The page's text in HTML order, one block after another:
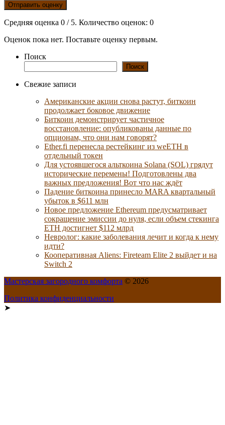
Отправить оценку
Средняя оценка 0 / 5. Количество оценок: 0
Оценок пока нет. Поставьте оценку первым.
Поиск
Поиск
Свежие записи
Американские акции снова растут, биткоин
продолжает боковое движение
Биткоин демонстрирует частичное
восстановление: опубликованы данные по
опционам, что они нам говорят?
Ether.fi перенесла рестейкинг из weETH в
отдельный токен
Для устоявшегося альткоина Solana (SOL) грядут
исторические перемены! Подготовлены два
важных предложения! Вот что нас ждёт
Падение биткоина принесло MARA квартальный
убыток в $611 млн
Новое предложение Ethereum предусматривает
сокращение эмиссии до нуля, если объем стекинга
ETH достигнет $112 млрд
Невролог: какие заболевания лечит и когда к нему
идти?
Кооперативная Aliens: Fireteam Elite 2 выйдет и на
Switch 2
Мастерская загородного комфорта © 2026
Политика конфиденциальности
➤